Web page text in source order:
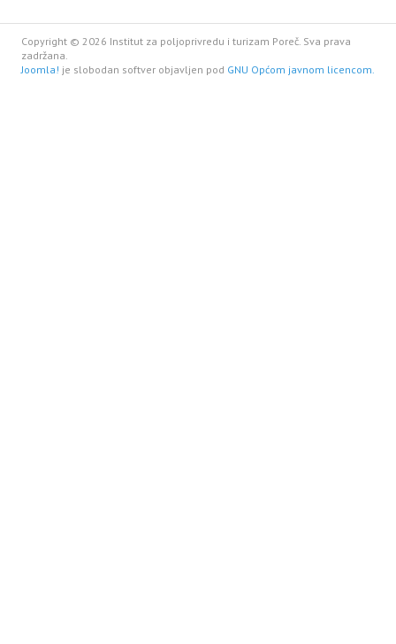
Copyright © 2026 Institut za poljoprivredu i turizam Poreč. Sva prava
zadržana.
Joomla! je slobodan softver objavljen pod GNU Općom javnom licencom.